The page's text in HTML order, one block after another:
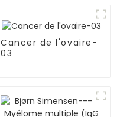
Cancer de l'ovaire-
03